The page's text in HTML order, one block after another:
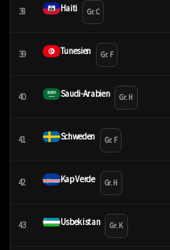
38 Haiti Gr. C
39 Tunesien Gr. F
40 Saudi-Arabien Gr. H
41 Schweden Gr. F
42 Kap Verde Gr. H
43 Usbekistan Gr. K